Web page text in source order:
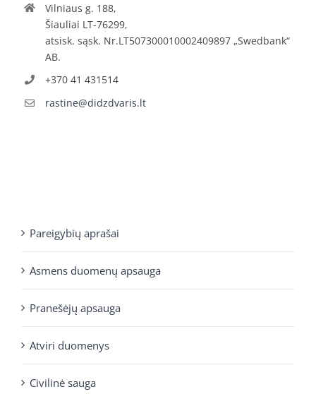
Vilniaus g. 188,
Šiauliai LT-76299,
atsisk. sąsk. Nr.LT507300010002409897 „Swedbank“
AB.
+370 41 431514
rastine@didzdvaris.lt
Pareigybių aprašai
Asmens duomenų apsauga
Pranešėjų apsauga
Atviri duomenys
Civilinė sauga